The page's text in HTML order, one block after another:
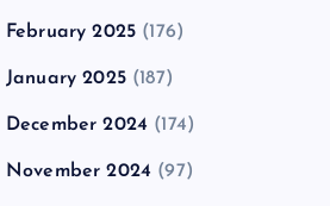
February 2025 (176)
January 2025(187)
December 2024 (174)
November 2024 (97)